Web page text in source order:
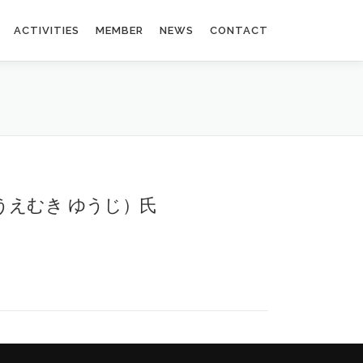
ACTIVITIES MEMBER NEWS CONTACT
えむき ゆうじ）氏